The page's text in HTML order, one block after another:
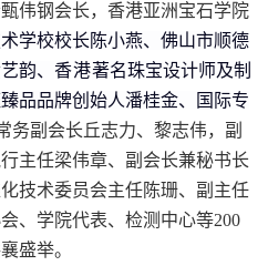
伟钢会长，香港亚洲宝石学院
学校校长陈小燕、佛山市顺德
韵、 香港著名珠宝设计师及制
品品牌创始人潘桂金、国际专
务副会长丘志力、黎志伟，副
主任梁伟章、副会长兼秘书长
技术委员会主任陈珊、副主任
、学院代表、检测中心等200
盛举。